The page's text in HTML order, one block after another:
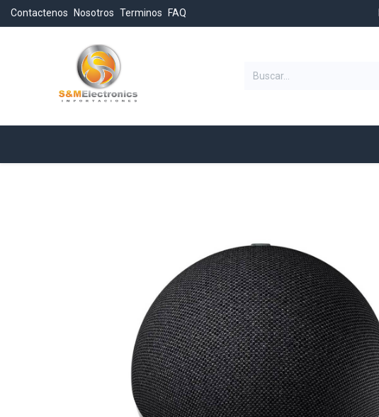
Contactenos Nosotros Terminos FAQ